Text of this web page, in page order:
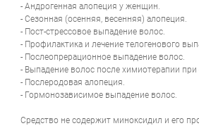
- Андрогенная алопеция у женщин.
- Сезонная (осенняя, весенняя) алопеция.
- Пост-стрессовое выпадение волос.
- Профилактика и лечение телогенового
- Послеопрерационное выпадение волос.
- Выпадение волос после химиотерапии при
- Послеродовая алопеция.
- Гормонозависимое выпадение волос.
Средство не содержит миноксидил и его